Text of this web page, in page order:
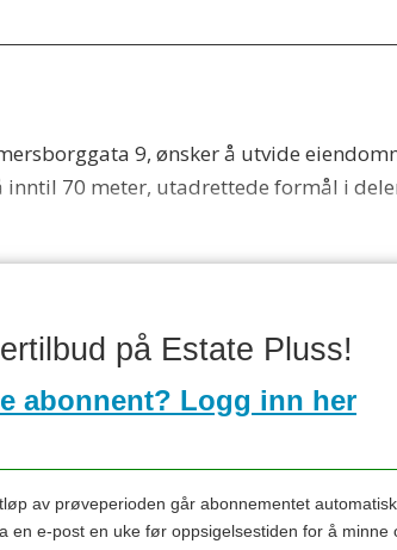
9, ønsker å utvide
70 meter, utadrettede formål i
på Estate Pluss!
abonnent? Logg inn her
av prøveperioden går abonnementet
en e-post en uke før oppsigelsestiden for å minne